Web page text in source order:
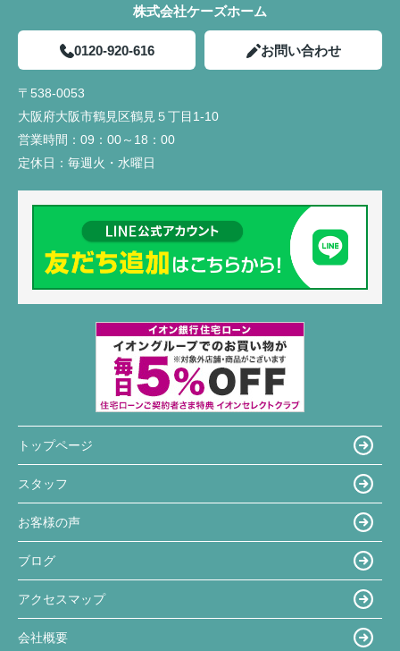
株式会社ケーズホーム
0120-920-616 お問い合わせ
〒538-0053
大阪府大阪市鶴見区鶴見５丁目1-10
営業時間： 09：00～18：00
定休日： 毎週火・水曜日
トップページ
スタッフ
お客様の声
ブログ
アクセスマップ
会社概要